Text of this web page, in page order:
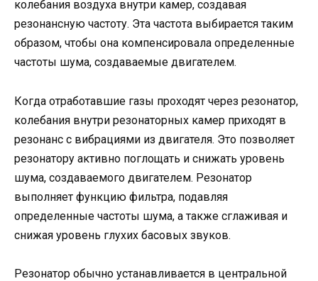
колебания воздуха внутри камер, создавая
резонансную частоту. Эта частота выбирается таким
образом, чтобы она компенсировала определенные
частоты шума, создаваемые двигателем.
Когда отработавшие газы проходят через резонатор,
колебания внутри резонаторных камер приходят в
резонанс с вибрациями из двигателя. Это позволяет
резонатору активно поглощать и снижать уровень
шума, создаваемого двигателем. Резонатор
выполняет функцию фильтра, подавляя
определенные частоты шума, а также сглаживая и
снижая уровень глухих басовых звуков.
Резонатор обычно устанавливается в центральной